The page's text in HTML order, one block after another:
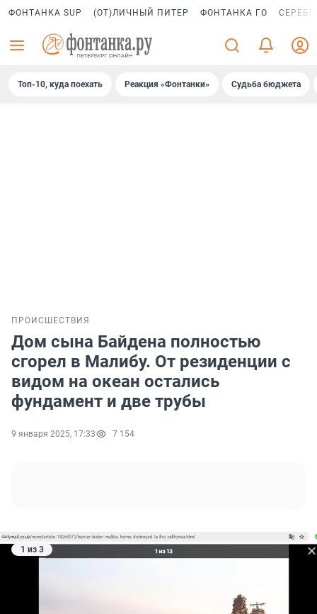
ФОНТАНКА SUP (ОТ)ЛИЧНЫЙ ПИТЕР ФОНТАНКА ГО
Топ-10, куда поехать Реакция «Фонтанки» Судьба бюджета
ПРОИСШЕСТВИЯ
Дом сына Байдена полностью
сгорел в Малибу. От резиденции с
видом на океан остались
фундамент и две трубы
9 января 2025, 17:33 7 154
1 из 3